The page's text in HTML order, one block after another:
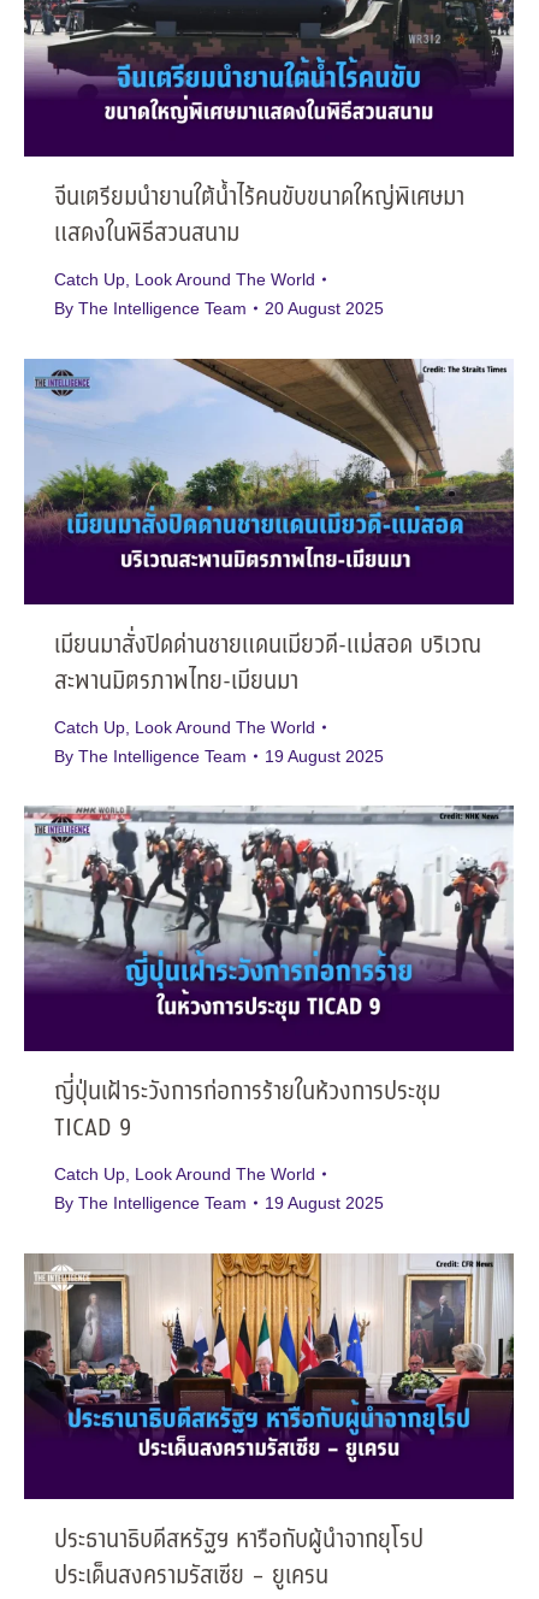
จีนเตรียมนำยานใต้น้ำไร้คนขับขนาดใหญ่พิเศษมา
แสดงในพิธีสวนสนาม
Catch Up Look Around The World
By The Intelligence Team 20 August 2025
เมียนมาสั่งปิดด่านชายแดนเมียวดี-แม่สอด บริเวณ
สะพานมิตรภาพไทย-เมียนมา
Catch Up Look Around The World
By The Intelligence Team 19 August 2025
ญี่ปุ่นเฝ้าระวังการก่อการร้ายในห้วงการประชุม
TICAD 9
Catch Up Look Around The World
By The Intelligence Team 19 August 2025
ประธานาธิบดีสหรัฐฯ หารือกับผู้นำจากยุโรป
ประเด็นสงครามรัสเซีย – ยูเครน